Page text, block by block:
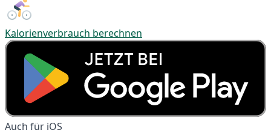
Kalorienverbrauch berechnen
Auch für iOS